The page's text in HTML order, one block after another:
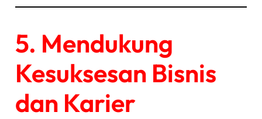
5. Mendukung
Kesuksesan Bisnis
dan Karier